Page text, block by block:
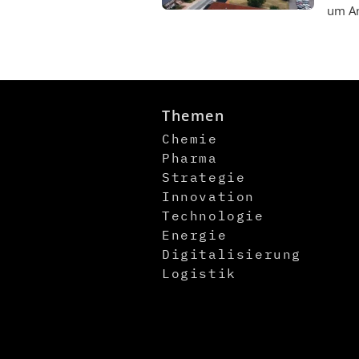
um
Themen
Chemie
Pharma
Strategie
Innovation
Technologie
Energie
Digitalisierung
Logistik